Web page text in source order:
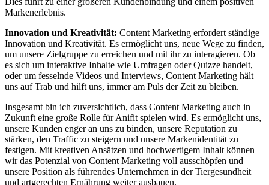
Markenerlebnis.
Innovation und Kreativität: Content Marketing erfordert ständige
Innovation und Kreativität. Es ermöglicht uns, neue Wege zu finden,
um unsere Zielgruppe zu erreichen und mit ihr zu interagieren. Ob
es sich um interaktive Inhalte wie Umfragen oder Quizze handelt,
oder um fesselnde Videos und Interviews, Content Marketing hält
uns auf Trab und hilft uns, immer am Puls der Zeit zu bleiben.
Insgesamt bin ich zuversichtlich, dass Content Marketing auch in
Zukunft eine große Rolle für Anifit spielen wird. Es ermöglicht uns,
unsere Kunden enger an uns zu binden, unsere Reputation zu
stärken, den Traffic zu steigern und unsere Markenidentität zu
festigen. Mit kreativen Ansätzen und hochwertigem Inhalt können
wir das Potenzial von Content Marketing voll ausschöpfen und
unsere Position als führendes Unternehmen in der Tiergesundheit
und artgerechten Ernährung weiter ausbauen.